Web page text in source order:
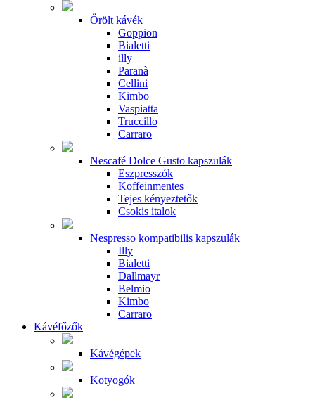
Őrölt kávék
Goppion
Bialetti
illy
Paranà
Cellini
Kimbo
Vaspiatta
Truccillo
Carraro
Nescafé Dolce Gusto kapszulák
Eszpresszók
Koffeinmentes
Tejes kényeztetők
Csokis italok
Nespresso kompatibilis kapszulák
Illy
Bialetti
Dallmayr
Belmio
Kimbo
Carraro
Kávéfőzők
Kávégépek
Kotyogók